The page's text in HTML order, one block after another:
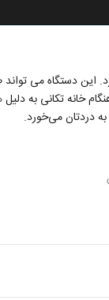
این دستگاه می
خانه تکانی به
دردتان می‌خورد.